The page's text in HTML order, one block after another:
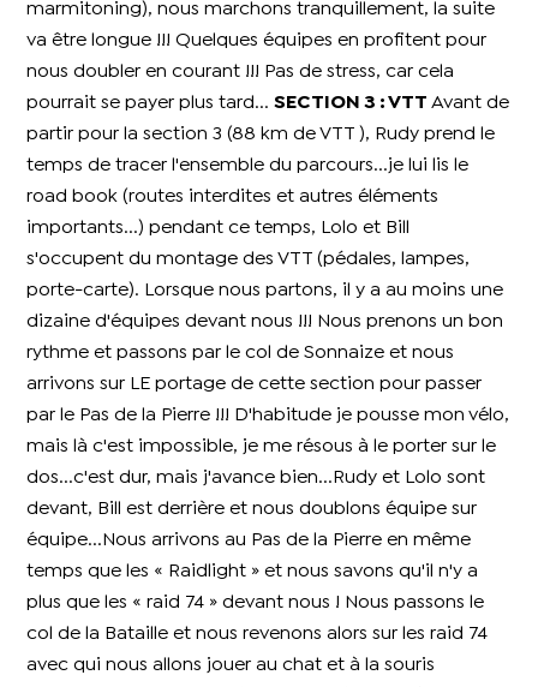
marmitoning), nous marchons tranquillement, la suite
va être longue !!! Quelques équipes en profitent pour
nous doubler en courant !!! Pas de stress, car cela
pourrait se payer plus tard...SECTION 3 : VTT Avant de
partir pour la section 3 (88 km de VTT ), Rudy prend le
temps de tracer l'ensemble du parcours...je lui lis le
road book (routes interdites et autres éléments
importants...) pendant ce temps, Lolo et Bill
s'occupent du montage des VTT (pédales, lampes,
porte-carte). Lorsque nous partons, il y a au moins une
dizaine d'équipes devant nous !!! Nous prenons un bon
rythme et passons par le col de Sonnaize et nous
arrivons sur LE portage de cette section pour passer
par le Pas de la Pierre !!! D'habitude je pousse mon vélo,
mais là c'est impossible, je me résous à le porter sur le
dos...c'est dur, mais j'avance bien...Rudy et Lolo sont
devant, Bill est derrière et nous doublons équipe sur
équipe...Nous arrivons au Pas de la Pierre en même
temps que les « Raidlight » et nous savons qu'il n'y a
plus que les « raid 74 » devant nous ! Nous passons le
col de la Bataille et nous revenons alors sur les raid 74
avec qui nous allons jouer au chat et à la souris